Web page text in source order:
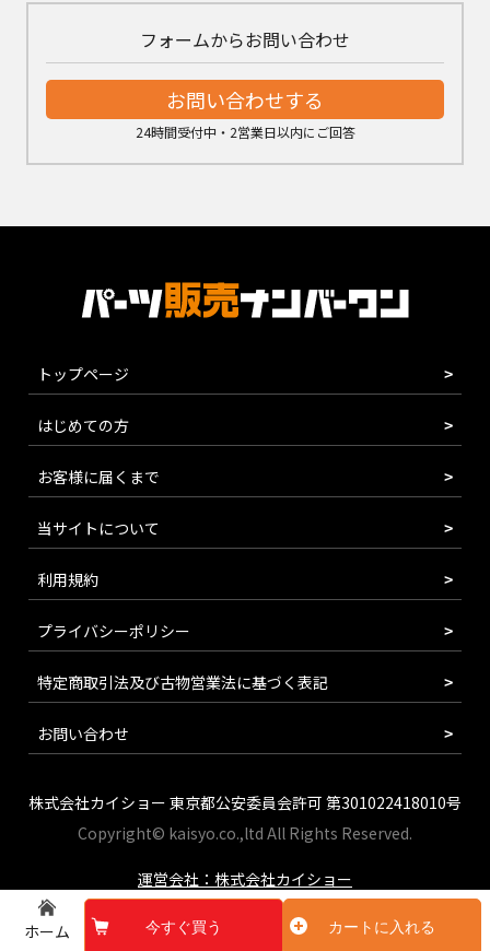
ホーム 今すぐ買う カートに入れる
フォームからお問い合わせ
お問い合わせする
24時間受付中・2営業日以内にご回答
トップページ
はじめての方
お客様に届くまで
当サイトについて
利用規約
プライバシーポリシー
特定商取引法及び古物営業法に基づく表記
お問い合わせ
株式会社カイショー 東京都公安委員会許可 第301022418010号
Copyright© kaisyo.co.,ltd All Rights Reserved.
運営会社：株式会社カイショー